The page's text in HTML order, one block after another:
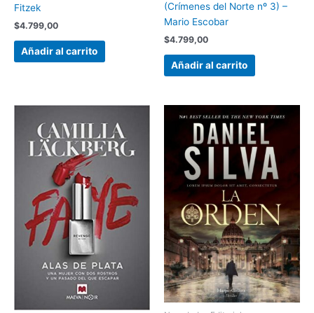
Fitzek
$4.799,00
Añadir al carrito
(Crímenes del Norte nº 3) –
Mario Escobar
$4.799,00
Añadir al carrito